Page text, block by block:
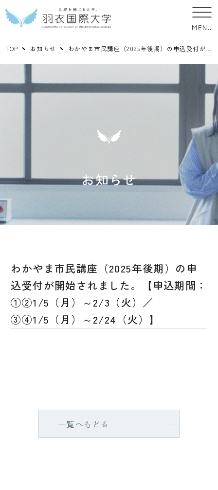
MENU
TOP お知らせ わかやま市民講座（2025年後期）の申込受付が開始されました。【申込期間：①②1/5（月）～2/3（火）／③④1/5（月）～2/24（火）】
お知らせ
わかやま市民講座（2025年後期）の申
込受付が開始されました。【申込期間：
①②1/5（月）～2/3（火）／
③④1/5（月）～2/24（火）】
一覧へもどる